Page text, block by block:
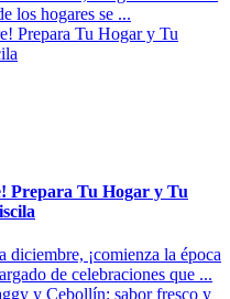
los hogares se ...
Prepara Tu Hogar y Tu
¡comienza la época
de celebraciones que ...